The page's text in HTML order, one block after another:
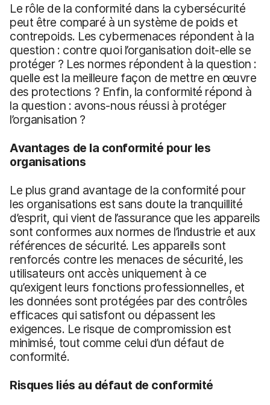
Le rôle de la conformité dans la cybersécurité
peut être comparé à un système de poids et
contrepoids. Les cybermenaces répondent à la
question : contre quoi l’organisation doit-elle se
protéger ? Les normes répondent à la question :
quelle est la meilleure façon de mettre en œuvre
des protections ? Enfin, la conformité répond à
la question : avons-nous réussi à protéger
l’organisation ?
Avantages de la conformité pour les
organisations
Le plus grand avantage de la conformité pour
les organisations est sans doute la tranquillité
d’esprit, qui vient de l’assurance que les appareils
sont conformes aux normes de l’industrie et aux
références de sécurité. Les appareils sont
renforcés contre les menaces de sécurité, les
utilisateurs ont accès uniquement à ce
qu’exigent leurs fonctions professionnelles, et
les données sont protégées par des contrôles
efficaces qui satisfont ou dépassent les
exigences. Le risque de compromission est
minimisé, tout comme celui d’un défaut de
conformité.
Risques liés au défaut de conformité